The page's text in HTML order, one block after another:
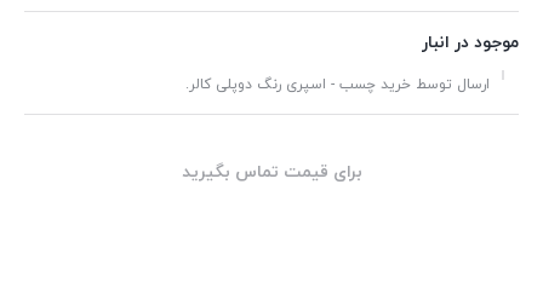
موجود در انبار
ارسال توسط خرید چسب - اسپری رنگ دوپلی کالر.
برای قیمت تماس بگیرید